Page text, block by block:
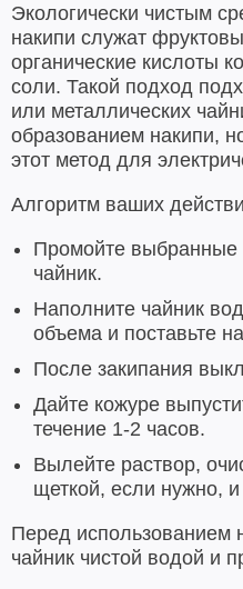
Экологически чистым
накипи служат
органические кислоты
соли. Такой подход
или металлических
образованием накипи,
этот метод для
Алгоритм ваших
Промойте выбранные
чайник.
Наполните чайник
объема и поставьте
После закипания
Дайте кожуре
течение 1-2 часов.
Вылейте раствор,
щеткой, если нужно,
Перед использованием
чайник чистой водой и